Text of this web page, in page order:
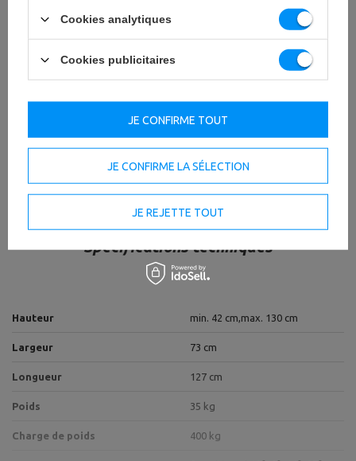
À TÉLÉCHARGER
Spécifications techniques
Hauteur min. 42 cm,max. 130 cm
Largeur 73 cm
Longueur 127 cm
Poids 35 kg
Charge de poids 400 kg
Cookies analytiques
Cookies publicitaires
JE CONFIRME LA SÉLECTION
JE REJETTE TOUT
JE CONFIRME TOUT